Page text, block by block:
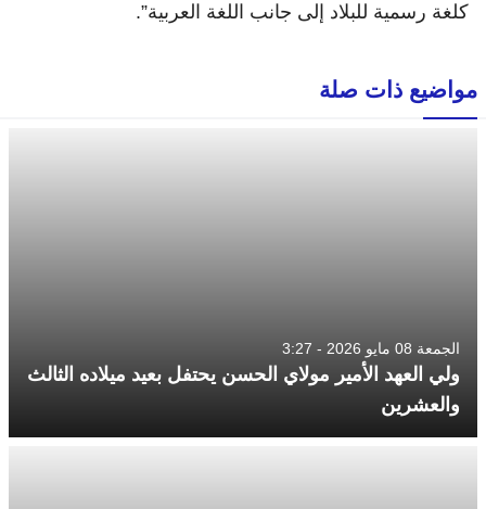
كلغة رسمية للبلاد إلى جانب اللغة العربية”.
مواضيع ذات صلة
الجمعة 08 مايو 2026 - 3:27
ولي العهد الأمير مولاي الحسن يحتفل بعيد ميلاده الثالث
والعشرين